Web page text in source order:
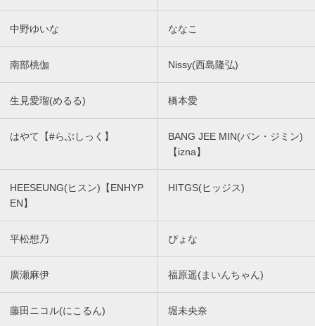
中野ゆいな ななこ
南部桃伽 Nissy(西島隆弘)
生見愛瑠(めるる) 橋本愛
はやて【#らぶしっく】
BANG JEE MIN(バン・ジミン)
【izna】
HEESEUNG(ヒスン)【ENHYP
EN】
HITGS(ヒッジス)
平松想乃 ぴょな
廣瀬麻伊 福原遥(まいんちゃん)
藤田ニコル(にこるん) 堀未央奈